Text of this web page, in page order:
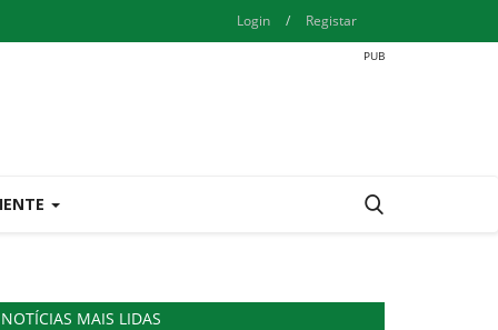
Login / Registar
NOTÍCIAS MAIS LIDAS